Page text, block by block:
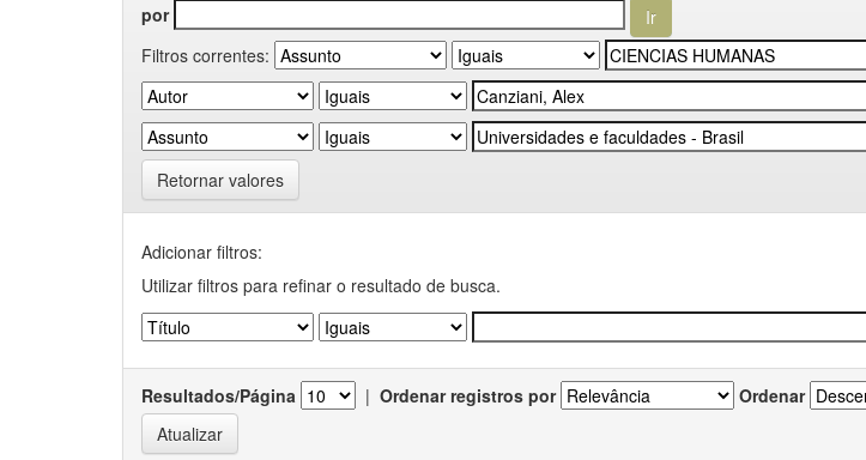
por
Filtros correntes:
Retornar valores
Adicionar filtros:
Utilizar filtros para refinar o resultado de busca.
Resultados/Página | Ordenar registros por Ordenar